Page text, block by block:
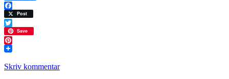
Facebook
Post
Twitter
Save
Pinterest
Skriv kommentar